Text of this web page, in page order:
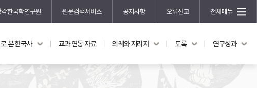
각한국학연구원 원문검색서비스 공지사항 오류신고 전체메뉴
도록 연구성과
본 한국사 교과 연동 자료 의궤와 지리지 도록 연구성과